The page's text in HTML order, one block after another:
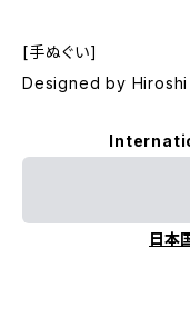
[手ぬぐい]
Designed by
日本